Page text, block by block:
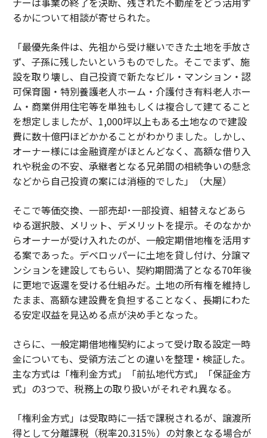
るかについて相談が寄せられた。
「最優先条件は、先祖から受け継いできた土地を手放さ
ず、子孫に残したいというものでした。そこでまず、施
設を取り壊し、自己投資で新たなビル・マンション・認
可保育園・特別養護老人ホーム・介護付き有料老人ホー
ム・商業併用住宅等を単独もしくは複合して建てること
を想定しましたが、1,000坪以上もある土地なので建設
費に数十億円ほどかかることがわかりました。しかし、
オーナー様には金融資産がほとんどなく、高額な借り入
れや税金の不安、承継者となる兄弟間の相続争いの懸念
などから自己投資の案には消極的でした」（大屋）
そこで等価交換、一部売却･一部投資、組替えなどあら
ゆる選択肢、メリット、デメリットを提示。そのなかか
らオーナーが受け入れたのが、一般定期借地権を活用す
る案であった。デベロッパーに土地を貸し付け、分譲マ
ンションを建設してもらい、契約期間満了となる70年後
に更地で返還を受ける仕組みだ。土地の所有権を維持し
たまま、高額な建設費を負担することなく、長期にわた
る安定収益を見込める点が決め手となった。
さらに、一般定期借地権契約によって受け取る設定一時
金についても、受領方法ごとの違いを整理・検証した。
主な方式は「権利金方式」「前払地代方式」「保証金方
式」の3つで、税務上の取り扱いがそれぞれ異なる。
「権利金方式」は受取時に一括で課税されるが、譲渡所
得として分離課税（税率20.315％）の対象となる場合が